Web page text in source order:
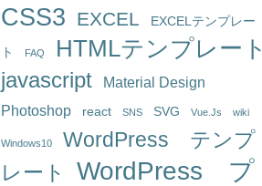
CSS3 EXCEL EXCELテンプレー
ト FAQ HTMLテンプレート
javascript
Material Design
Photoshop
react SNS SVG Vue.Js wiki
Windows10
WordPress テンプ
レート
WordPress プ